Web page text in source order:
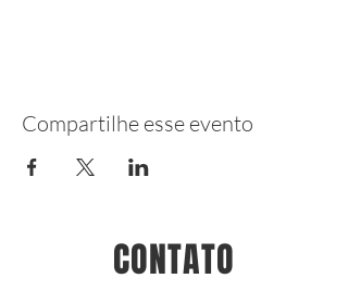
Compartilhe esse evento
CONTATO